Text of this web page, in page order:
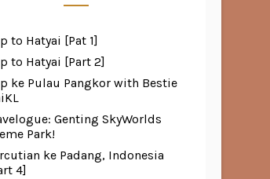
to Hatyai [Pat 1]
to Hatyai [Part 2]
ke Pulau Pangkor with Bestie
Genting SkyWorlds
Park!
ke Padang, Indonesia
4]